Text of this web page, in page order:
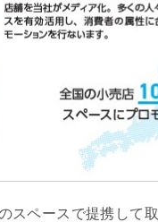
スペースで提携して